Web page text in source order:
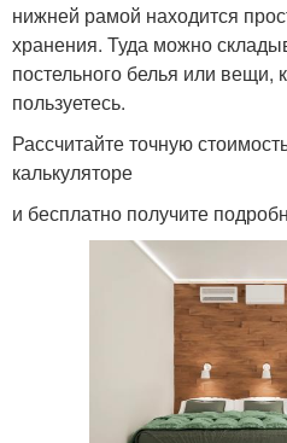
Металлические кровати
Спальня с железной
кроватью
Кровать в интерьере
Кровати для спальни
нижней рамой находится
хранения. Туда можно
постельного белья или
пользуетесь.
Рассчитайте точную
калькуляторе
и бесплатно получите